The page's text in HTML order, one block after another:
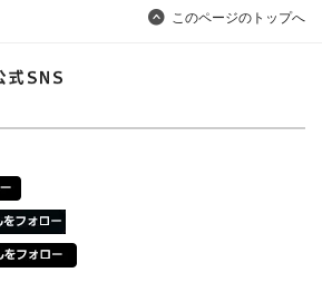
このページのトップへ